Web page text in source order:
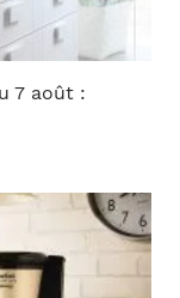
7 août :